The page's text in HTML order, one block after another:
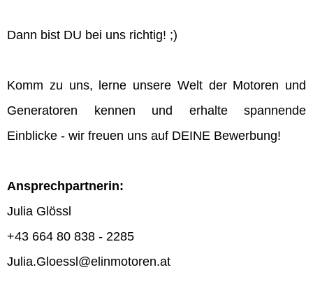
Dann bist DU bei uns richtig! ;)
Komm zu uns, lerne unsere Welt der Motoren und
Generatoren kennen und erhalte spannende
Einblicke - wir freuen uns auf DEINE Bewerbung!
Ansprechpartnerin:
Julia Glössl
+43 664 80 838 - 2285
Julia.Gloessl@elinmotoren.at